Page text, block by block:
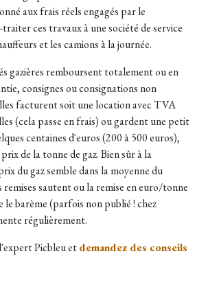
aux frais réels engagés par le
ces travaux à une société de service
et les camions à la journée.
gazières remboursent totalement ou en
consignes ou consignations non
facturent soit une location avec TVA
(cela passe en frais) ou gardent une petit
centaines d'euros (200 à 500 euros),
de la tonne de gaz. Bien sûr à la
du gaz semble dans la moyenne du
remises sautent ou la remise en euro/tonne
le barème (parfois non publié ! chez
régulièrement.
Picbleu etdemandez des conseils